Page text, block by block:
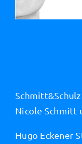
Schmitt&Schulz
Nicole Schmitt
Hugo Eckener